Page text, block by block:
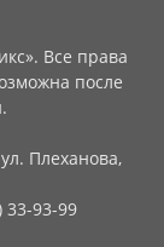
Все права
после
Плеханова,
33-93-99